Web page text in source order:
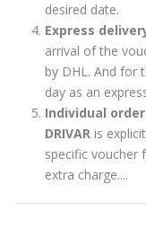
desired date.
Express
arrival of the
by DHL. And for
day as an
Individual
DRIVAR is
specific voucher
extra charge....